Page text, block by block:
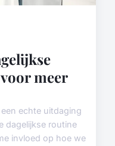
meer
echte uitdaging
dagelijkse routine
invloed op hoe we